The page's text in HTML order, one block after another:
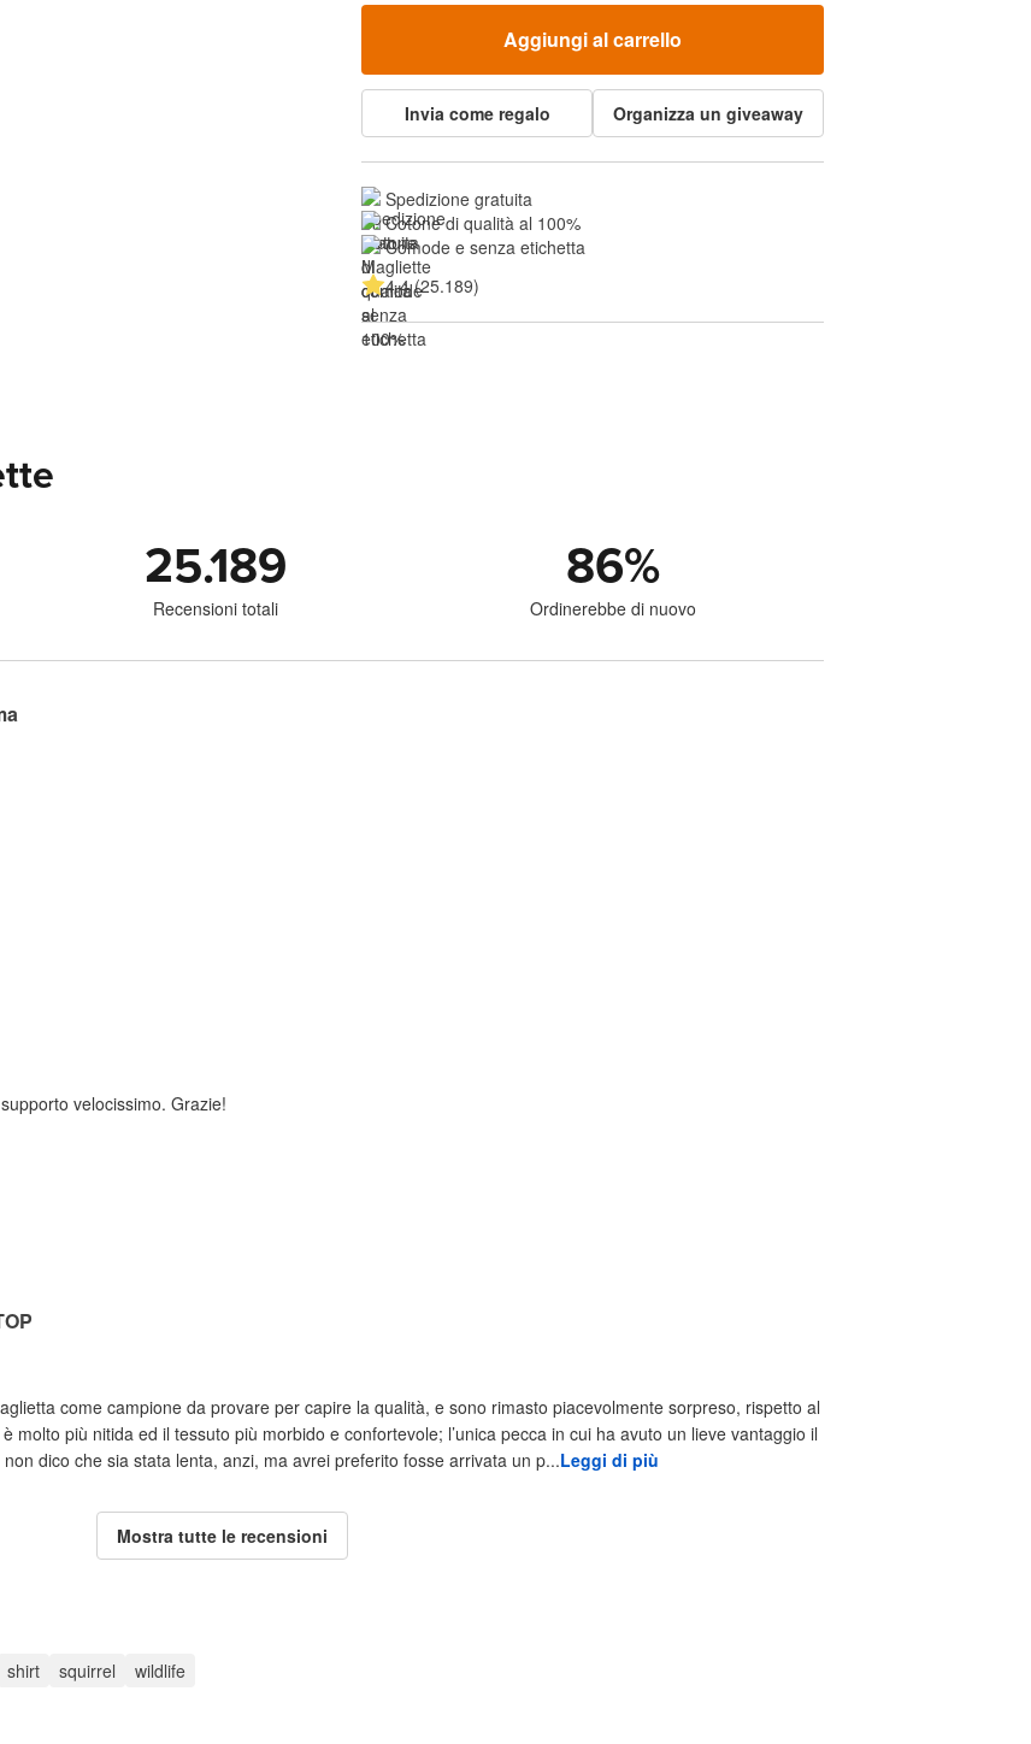
Aggiungi al carrello
Invia come regalo Organizza un giveaway
Spedizione gratuita
Cotone di qualità al 100%
Comode e senza etichetta
4.4 (25.189)
25.189
Recensioni totali
86%
Ordinerebbe di nuovo
velocissimo. Grazie!
come campione da provare per capire la qualità, e sono rimasto piacevolmente sorpreso, rispetto al
molto più nitida ed il tessuto più morbido e confortevole; l’unica pecca in cui ha avuto un lieve vantaggio il
dico che sia stata lenta, anzi, ma avrei preferito fosse arrivata un p...Leggi di più
Mostra tutte le recensioni
shirt squirrel wildlife